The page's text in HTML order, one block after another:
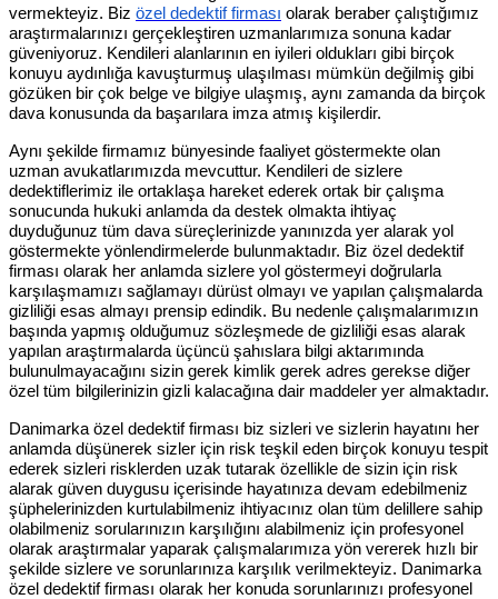
vermekteyiz. Biz özel dedektif firması olarak beraber çalıştığımız
araştırmalarınızı gerçekleştiren uzmanlarımıza sonuna kadar
güveniyoruz. Kendileri alanlarının en iyileri oldukları gibi birçok
konuyu aydınlığa kavuşturmuş ulaşılması mümkün değilmiş gibi
gözüken bir çok belge ve bilgiye ulaşmış, aynı zamanda da birçok
dava konusunda da başarılara imza atmış kişilerdir.
Aynı şekilde firmamız bünyesinde faaliyet göstermekte olan
uzman avukatlarımızda mevcuttur. Kendileri de sizlere
dedektiflerimiz ile ortaklaşa hareket ederek ortak bir çalışma
sonucunda hukuki anlamda da destek olmakta ihtiyaç
duyduğunuz tüm dava süreçlerinizde yanınızda yer alarak yol
göstermekte yönlendirmelerde bulunmaktadır. Biz özel dedektif
firması olarak her anlamda sizlere yol göstermeyi doğrularla
karşılaşmamızı sağlamayı dürüst olmayı ve yapılan çalışmalarda
gizliliği esas almayı prensip edindik. Bu nedenle çalışmalarımızın
başında yapmış olduğumuz sözleşmede de gizliliği esas alarak
yapılan araştırmalarda üçüncü şahıslara bilgi aktarımında
bulunulmayacağını sizin gerek kimlik gerek adres gerekse diğer
özel tüm bilgilerinizin gizli kalacağına dair maddeler yer almaktadır.
Danimarka özel dedektif firması biz sizleri ve sizlerin hayatını her
anlamda düşünerek sizler için risk teşkil eden birçok konuyu tespit
ederek sizleri risklerden uzak tutarak özellikle de sizin için risk
alarak güven duygusu içerisinde hayatınıza devam edebilmeniz
şüphelerinizden kurtulabilmeniz ihtiyacınız olan tüm delillere sahip
olabilmeniz sorularınızın karşılığını alabilmeniz için profesyonel
olarak araştırmalar yaparak çalışmalarımıza yön vererek hızlı bir
şekilde sizlere ve sorunlarınıza karşılık verilmekteyiz. Danimarka
özel dedektif firması olarak her konuda sorunlarınızı profesyonel